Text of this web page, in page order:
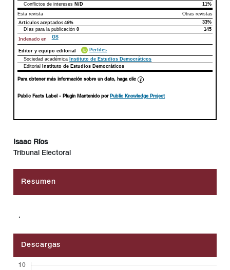
Conflictos de intereses N/D
11%
Esta revista
Otras revistas
Artículos aceptados46%
33%
Días para la publicación0 145
Indexado en GS
Editor y equipo editorial
Perfiles
Sociedad académica Instituto de Estudios Democráticos
Editorial
Instituto de Estudios Democráticos
Para obtener más información sobre un dato, haga clic
Public Facts Label - Plugin Mantenido por Public Knowledge Project
Isaac Ríos
Tribunal Electoral
Resumen
.
Descargas